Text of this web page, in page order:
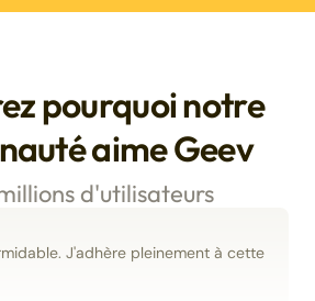
pourquoi notre
aime Geev
d'utilisateurs
J'adhère pleinement à cette